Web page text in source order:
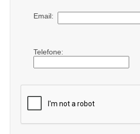
Email:
Telefone: